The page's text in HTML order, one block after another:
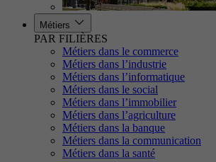
Métiers
PAR FILIÈRES
Métiers dans le commerce
Métiers dans l’industrie
Métiers dans l’informatique
Métiers dans le social
Métiers dans l’immobilier
Métiers dans l’agriculture
Métiers dans la banque
Métiers dans la communication
Métiers dans la santé